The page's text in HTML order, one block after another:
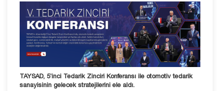
TAYSAD, 5’inci Tedarik Zinciri Konferansı ile otomotiv tedarik
sanayisinin gelecek stratejilerini ele aldı.